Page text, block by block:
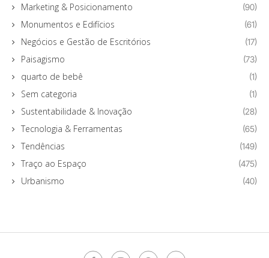
Marketing & Posicionamento (90)
Monumentos e Edifícios (61)
Negócios e Gestão de Escritórios (17)
Paisagismo (73)
quarto de bebê (1)
Sem categoria (1)
Sustentabilidade & Inovação (28)
Tecnologia & Ferramentas (65)
Tendências (149)
Traço ao Espaço (475)
Urbanismo (40)